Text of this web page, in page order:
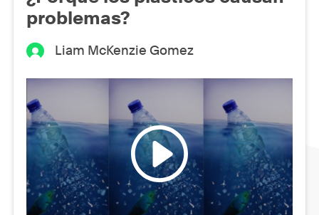
problemas?
Liam McKenzie Gomez